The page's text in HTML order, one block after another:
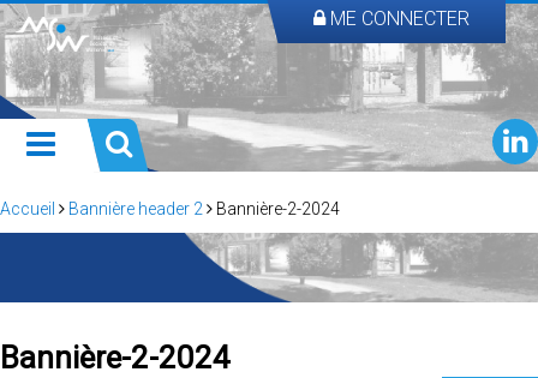
ME CONNECTER
Accueil Bannière header 2 Bannière-2-2024
Bannière-2-2024